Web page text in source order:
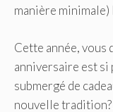
manière
Cette année, vous
anniversaire est si
submergé de
nouvelle tradition?